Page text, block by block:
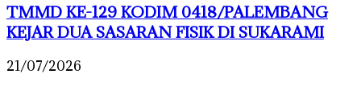
TMMD KE-129 KODIM 0418/PALEMBANG
KEJAR DUA SASARAN FISIK DI SUKARAMI
21/07/2026